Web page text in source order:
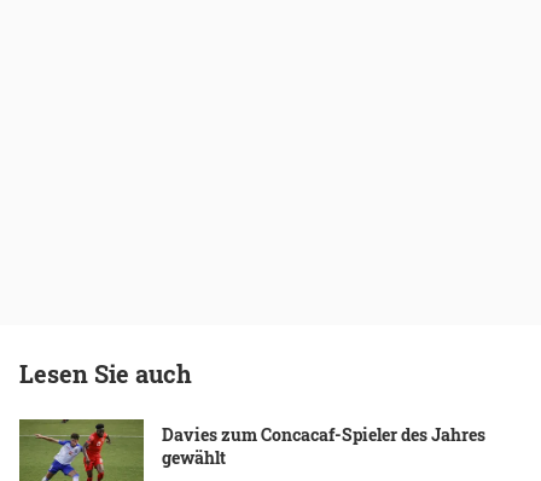
Lesen Sie auch
Davies zum Concacaf-Spieler des Jahres
gewählt